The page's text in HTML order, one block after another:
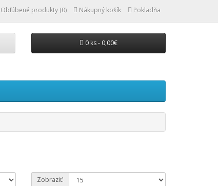
Obľúbené produkty (0) Nákupný košík Pokladňa
0 ks - 0,00€
Zobraziť: